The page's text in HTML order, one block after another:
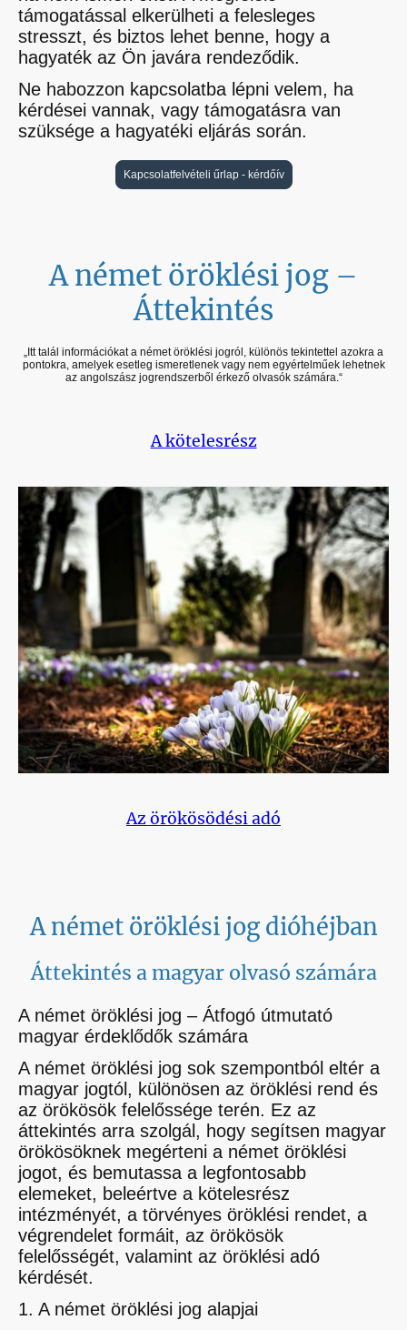
támogatással elkerülheti a felesleges
stresszt, és biztos lehet benne, hogy a
hagyaték az Ön javára rendeződik.
Ne habozzon kapcsolatba lépni velem, ha
kérdései vannak, vagy támogatásra van
szüksége a hagyatéki eljárás során.
Kapcsolatfelvételi űrlap - kérdőív
A német öröklési jog –
Áttekintés
„Itt talál információkat a német öröklési jogról, különös tekintettel azokra a
pontokra, amelyek esetleg ismeretlenek vagy nem egyértelműek lehetnek
az angolszász jogrendszerből érkező olvasók számára.“
A kötelesrész
Az örökösödési adó
A német öröklési jog dióhéjban
Áttekintés a magyar olvasó számára
A német öröklési jog – Átfogó útmutató
magyar érdeklődők számára
A német öröklési jog sok szempontból eltér a
magyar jogtól, különösen az öröklési rend és
az örökösök felelőssége terén. Ez az
áttekintés arra szolgál, hogy segítsen magyar
örökösöknek megérteni a német öröklési
jogot, és bemutassa a legfontosabb
elemeket, beleértve a kötelesrész
intézményét, a törvényes öröklési rendet, a
végrendelet formáit, az örökösök
felelősségét, valamint az öröklési adó
kérdését.
1. A német öröklési jog alapjai